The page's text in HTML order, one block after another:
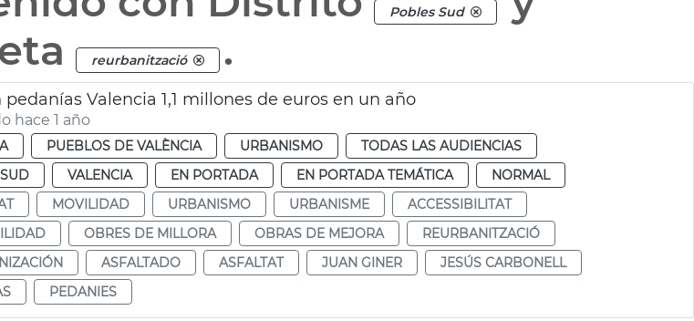
Pobles Sud
reurbanització .
pedanías Valencia 1,1 millones de euros en un año
hace 1 año
PUEBLOS DE VALÈNCIA URBANISMO
TODAS LAS AUDIENCIAS
VALENCIA EN PORTADA EN PORTADA TEMÁTICA
NORMAL
MOVILIDAD URBANISMO URBANISME
ACCESSIBILITAT
OBRES DE MILLORA OBRAS DE MEJORA
REURBANITZACIÓ
ASFALTADO ASFALTAT JUAN GINER
JESÚS CARBONELL
PEDANIES